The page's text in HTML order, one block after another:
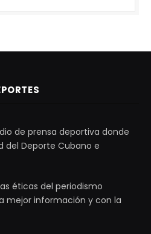
de prensa deportiva donde
del Deporte Cubano e
éticas del periodismo
mejor información y con la